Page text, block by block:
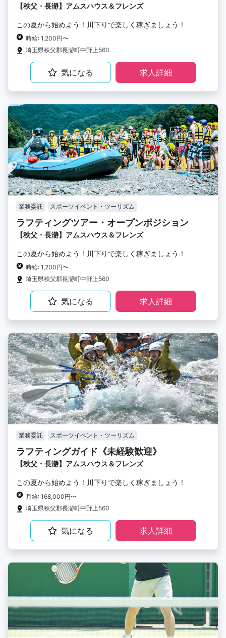
【秩父・長瀞】アムスハウス＆フレンズ
この夏から始めよう！川下りで楽しく稼ぎましょう！
時給: 1,200円〜
埼玉県秩父郡長瀞町中野上560
気になる 求人詳細
業務委託 スポーツイベント・ツーリズム
ラフティングツアー・オープンポジション
【秩父・長瀞】アムスハウス＆フレンズ
この夏から始めよう！川下りで楽しく稼ぎましょう！
時給: 1,200円〜
埼玉県秩父郡長瀞町中野上560
気になる 求人詳細
業務委託 スポーツイベント・ツーリズム
ラフティングガイド《未経験歓迎》
【秩父・長瀞】アムスハウス＆フレンズ
この夏から始めよう！川下りで楽しく稼ぎましょう！
月給: 168,000円〜
埼玉県秩父郡長瀞町中野上560
気になる 求人詳細